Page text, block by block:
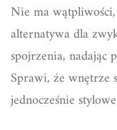
Nie ma wątpliwości,
alternatywa dla
spojrzenia, nadając
Sprawi, że wnętrze
jednocześnie